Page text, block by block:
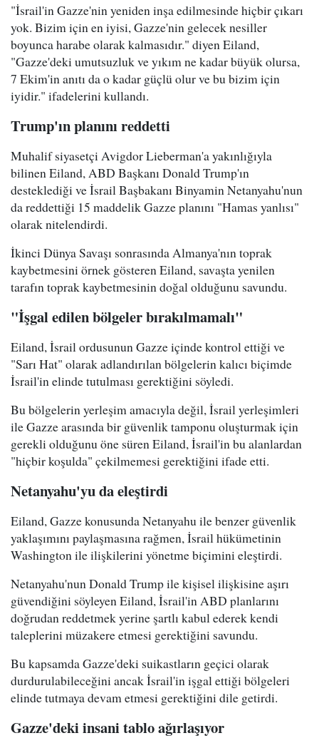
"İsrail'in Gazze'nin yeniden inşa edilmesinde hiçbir çıkarı
yok. Bizim için en iyisi, Gazze'nin gelecek nesiller
boyunca harabe olarak kalmasıdır." diyen Eiland,
"Gazze'deki umutsuzluk ve yıkım ne kadar büyük olursa,
7 Ekim'in anıtı da o kadar güçlü olur ve bu bizim için
iyidir." ifadelerini kullandı.
Trump'ın planını reddetti
Muhalif siyasetçi Avigdor Lieberman'a yakınlığıyla
bilinen Eiland, ABD Başkanı Donald Trump'ın
desteklediği ve İsrail Başbakanı Binyamin Netanyahu'nun
da reddettiği 15 maddelik Gazze planını "Hamas yanlısı"
olarak nitelendirdi.
İkinci Dünya Savaşı sonrasında Almanya'nın toprak
kaybetmesini örnek gösteren Eiland, savaşta yenilen
tarafın toprak kaybetmesinin doğal olduğunu savundu.
"İşgal edilen bölgeler bırakılmamalı"
Eiland, İsrail ordusunun Gazze içinde kontrol ettiği ve
"Sarı Hat" olarak adlandırılan bölgelerin kalıcı biçimde
İsrail'in elinde tutulması gerektiğini söyledi.
Bu bölgelerin yerleşim amacıyla değil, İsrail yerleşimleri
ile Gazze arasında bir güvenlik tamponu oluşturmak için
gerekli olduğunu öne süren Eiland, İsrail'in bu alanlardan
"hiçbir koşulda" çekilmemesi gerektiğini ifade etti.
Netanyahu'yu da eleştirdi
Eiland, Gazze konusunda Netanyahu ile benzer güvenlik
yaklaşımını paylaşmasına rağmen, İsrail hükümetinin
Washington ile ilişkilerini yönetme biçimini eleştirdi.
Netanyahu'nun Donald Trump ile kişisel ilişkisine aşırı
güvendiğini söyleyen Eiland, İsrail'in ABD planlarını
doğrudan reddetmek yerine şartlı kabul ederek kendi
taleplerini müzakere etmesi gerektiğini savundu.
Bu kapsamda Gazze'deki suikastların geçici olarak
durdurulabileceğini ancak İsrail'in işgal ettiği bölgeleri
elinde tutmaya devam etmesi gerektiğini dile getirdi.
Gazze'deki insani tablo ağırlaşıyor